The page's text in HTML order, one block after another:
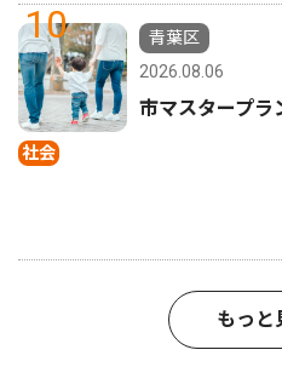
10
社会
青葉区
2026.08.06
市マスタープラ
もっと